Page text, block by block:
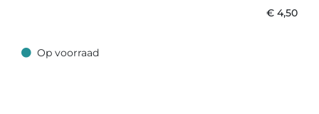
€ 4,50
Op voorraad
Op voorraad